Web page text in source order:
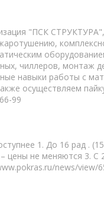
"ПСК
чиллеров, монтаж
навыки работы с
осуществляем
99
1. До 16 рад .
цены не меняются 3.
news/view/